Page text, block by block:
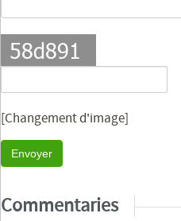
[Changement d'image]
Envoyer
Commentaries